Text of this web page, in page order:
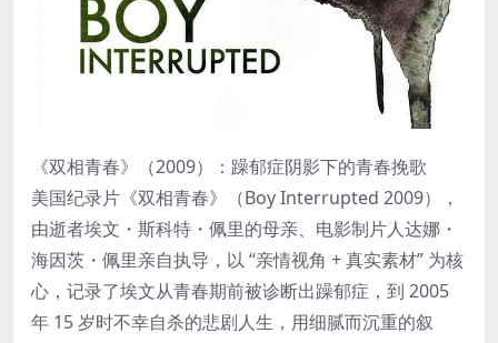
《双相青春》（2009）：躁郁症阴影下的青春挽歌
美国纪录片《双相青春》（Boy Interrupted 2009），
由逝者埃文・斯科特・佩里的母亲、电影制片人达娜・
海因茨・佩里亲自执导，以 “亲情视角 + 真实素材” 为核
心，记录了埃文从青春期前被诊断出躁郁症，到 2005
年 15 岁时不幸自杀的悲剧人生，用细腻而沉重的叙